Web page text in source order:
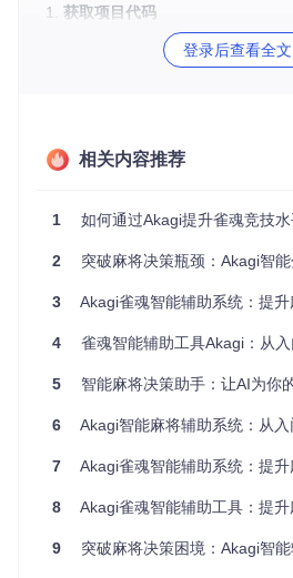
获取项目代码
（Windows），确认能看到
执行安装脚本
Windows系统：右键
Mac系统：打开终端，运行
💡 提示：安装过程可能需要5-10
配置AI模型将下载的模型文件（
）复制到mjai/bot/目录下 ⚠️
启动与验证
登录后查看全文
相关内容推荐
1 如何通过Akagi提升雀魂竞技水平：零
2 突破麻将决策瓶颈：Akagi智能
3 Akagi雀魂智能辅助系统：提升麻将
4 雀魂智能辅助工具Akagi：从入门到
5 智能麻将决策助手：让AI为你
6 Akagi智能麻将辅助系统：从入门
7 Akagi雀魂智能辅助系统：提升麻
8 Akagi雀魂智能辅助工具：提
9 突破麻将决策困境：Akagi智能辅助